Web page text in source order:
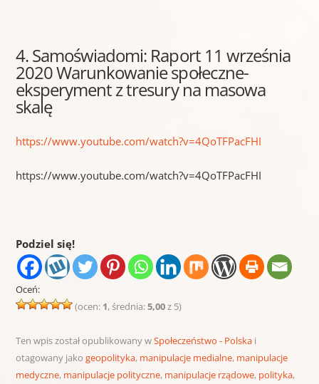
4. Samoświadomi: Raport 11 września
2020 Warunkowanie społeczne-
eksperyment z tresury na masowa
skalę
https://www.youtube.com/watch?v=4QoTFPacFHI
https://www.youtube.com/watch?v=4QoTFPacFHI
Podziel się!
Oceń:
(ocen: 1, średnia:5,00z 5)
Ten wpis został opublikowany wSpołeczeństwo - Polskai
otagowany jako geopolityka, manipulacje medialne, manipulacje
medyczne, manipulacje polityczne, manipulacje rządowe, polityka,